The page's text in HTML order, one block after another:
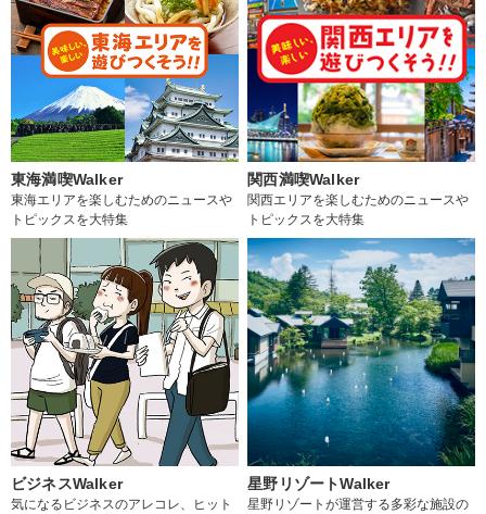
東海満喫Walker
東海エリアを楽しむためのニュースや
トピックスを大特集
関西満喫Walker
関西エリアを楽しむためのニュースや
トピックスを大特集
ビジネスWalker
気になるビジネスのアレコレ、ヒット
星野リゾートWalker
星野リゾートが運営する多彩な施設の